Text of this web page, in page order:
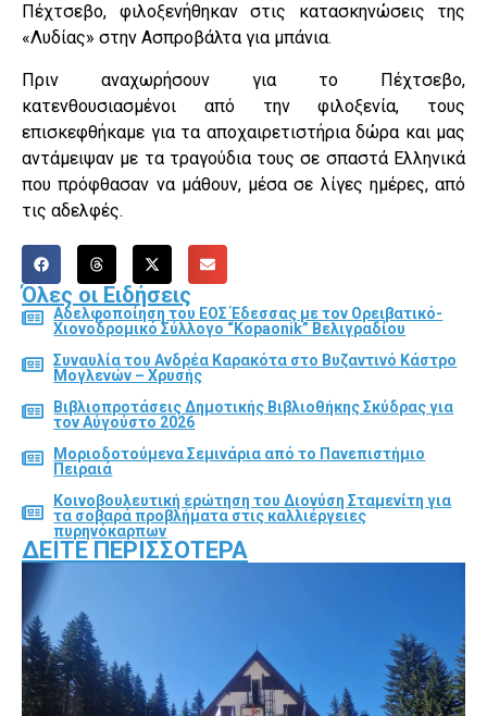
Πέχτσεβο, φιλοξενήθηκαν στις κατασκηνώσεις της
«Λυδίας» στην Ασπροβάλτα για μπάνια.
Πριν αναχωρήσουν για το Πέχτσεβο,
κατενθουσιασμένοι από την φιλοξενία, τους
επισκεφθήκαμε για τα αποχαιρετιστήρια δώρα και μας
αντάμειψαν με τα τραγούδια τους σε σπαστά Ελληνικά
που πρόφθασαν να μάθουν, μέσα σε λίγες ημέρες, από
τις αδελφές.
Όλες οι Ειδήσεις
Αδελφοποίηση του ΕΟΣ Έδεσσας με τον Ορειβατικό-
Χιονοδρομικό Σύλλογο “Kopaonik” Βελιγραδίου
Συναυλία του Ανδρέα Καρακότα στο Βυζαντινό Κάστρο
Μογλενών – Χρυσής
Βιβλιοπροτάσεις Δημοτικής Βιβλιοθήκης Σκύδρας για
τον Αύγούστο 2026
Μοριοδοτούμενα Σεμινάρια από το Πανεπιστήμιο
Πειραιά
Κοινοβουλευτική ερώτηση του Διονύση Σταμενίτη για
τα σοβαρά προβλήματα στις καλλιέργειες
πυρηνόκαρπων
ΔΕΊΤΕ ΠΕΡΙΣΣΌΤΕΡΑ